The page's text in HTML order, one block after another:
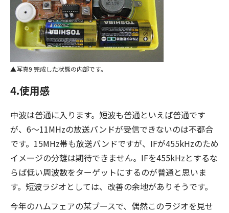
写真9 完成した状態の内部です。
4.使用感
中波は普通に入ります。短波も普通といえば普通です
が、6～11MHzの放送バンドが受信できないのは不都合
です。15MHz帯も放送バンドですが、IFが455kHzのため
イメージの分離は期待できません。IFを455kHzとするな
らば低い周波数をターゲットにするのが普通と思いま
す。短波ラジオとしては、改善の余地がありそうです。
今年のハムフェアの某ブースで、偶然このラジオを見せ